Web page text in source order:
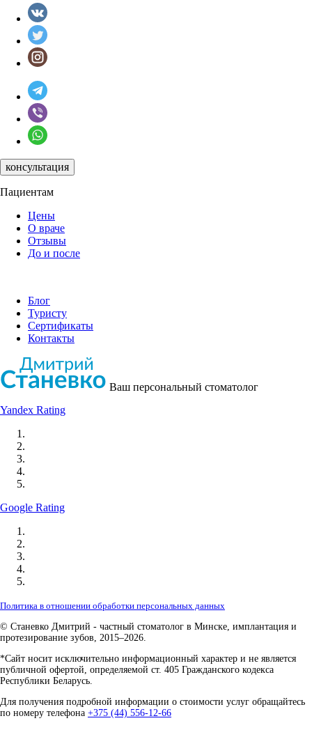
консультация
Пациентам
Цены
О враче
Отзывы
До и после
Блог
Туристу
Сертификаты
Контакты
Ваш персональный стоматолог
Yandex Rating
Google Rating
Политика в отношении обработки персональных данных
© Станевко Дмитрий - частный стоматолог в Минске, имплантация и
протезирование зубов, 2015–2026.
*Сайт носит исключительно информационный характер и не является
публичной офертой, определяемой ст. 405 Гражданского кодекса
Республики Беларусь.
Для получения подробной информации о стоимости услуг обращайтесь
по номеру телефона +375 (44) 556-12-66